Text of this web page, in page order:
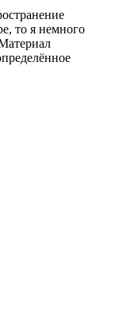
то я немного